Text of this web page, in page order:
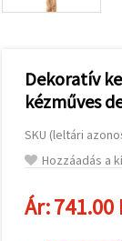
hirdetéseket
analitikai és
marketingpartnereink
segítségével
Az "Összes
elfogadása"
gombra
elfogadhatja
az összes
Dekoratív
kézműves
SKU (leltári
Hozzáadás a
Ár:741.00